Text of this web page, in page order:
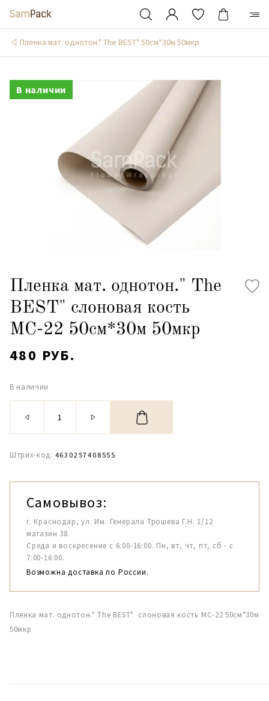
Пленка мат. однотон." The BEST" 50см*30м 50мкр
В наличии
Пленка мат. однотон." The
BEST" слоновая кость
МС-22 50см*30м 50мкр
480 РУБ.
В наличии
Штрих-код: 4630257408555
Самовывоз:
г. Краснодар, ул. Им. Генерала Трошева Г.Н. 1/12
магазин 38.
Среда и воскресение с 6:00-16:00. Пн, вт, чт, пт, сб - с
7:00-16:00.
Возможна доставка по России.
Пленка мат. однотон." The BEST" слоновая кость МС-22 50см*30м
50мкр